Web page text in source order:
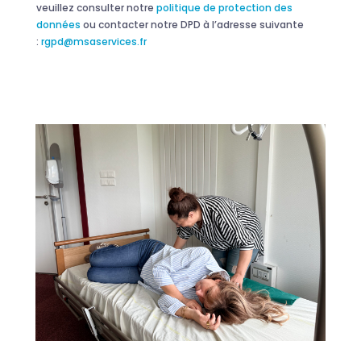
veuillez consulter notre politique de protection des
données ou contacter notre DPD à l’adresse suivante
: rgpd@msaservices.fr